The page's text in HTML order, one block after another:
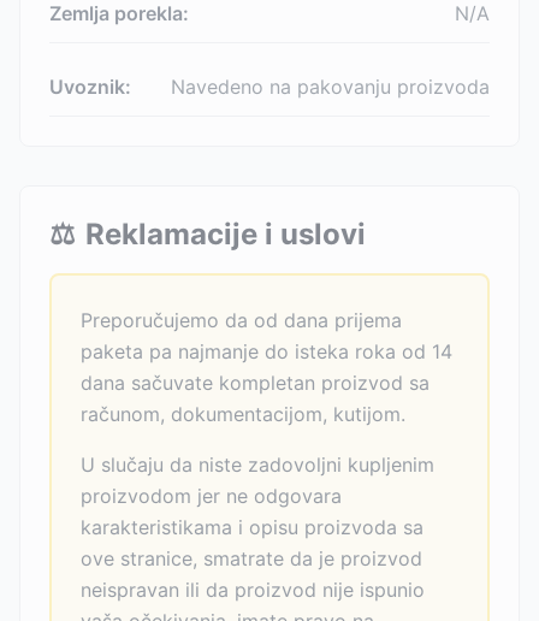
Zemlja porekla: N/A
Uvoznik: Navedeno na pakovanju proizvoda
⚖️ Reklamacije i uslovi
Preporučujemo da od dana prijema
paketa pa najmanje do isteka roka od 14
dana sačuvate kompletan proizvod sa
računom, dokumentacijom, kutijom.
U slučaju da niste zadovoljni kupljenim
proizvodom jer ne odgovara
karakteristikama i opisu proizvoda sa
ove stranice, smatrate da je proizvod
neispravan ili da proizvod nije ispunio